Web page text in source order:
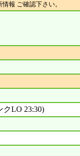
報 ご確認下さい。
クLO 23:30)